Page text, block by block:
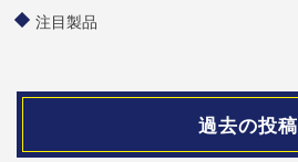
注目製品
過去の投稿